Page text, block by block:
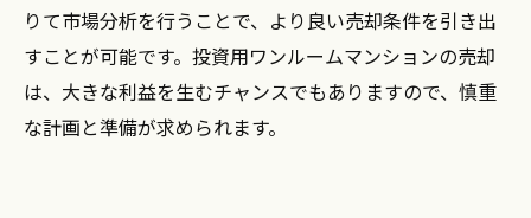
りて市場分析を行うことで、より良い売却条件を引き出
すことが可能です。投資用ワンルームマンションの売却
は、大きな利益を生むチャンスでもありますので、慎重
な計画と準備が求められます。